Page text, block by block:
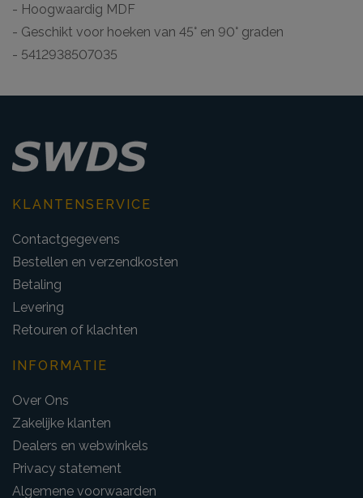
- Hoogwaardig MDF
- Geschikt voor hoeken van 45° en 90° graden
- 5412938507035
KLANTENSERVICE
Contactgegevens
Bestellen en verzendkosten
Betaling
Levering
Retouren of klachten
INFORMATIE
Over Ons
Zakelijke klanten
Dealers en webwinkels
Privacy statement
Algemene voorwaarden